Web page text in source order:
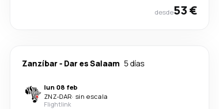
desde53 €
Zanzíbar - Dar es Salaam 5 días
lun 08 feb
ZNZ-DAR· sin escala
Flightlink